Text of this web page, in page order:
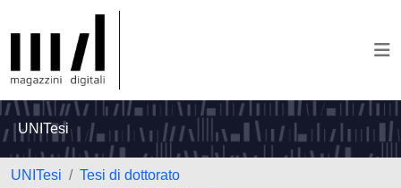
UNITesi
UNITesi
Tesi di dottorato